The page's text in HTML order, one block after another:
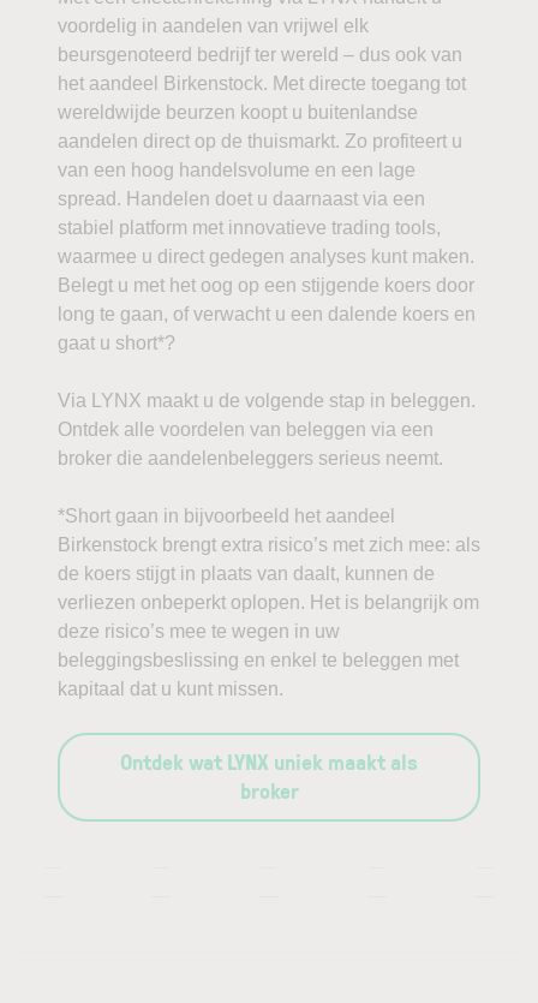
voordelig in aandelen van vrijwel elk
beursgenoteerd bedrijf ter wereld – dus ook van
het aandeel Birkenstock. Met directe toegang tot
wereldwijde beurzen koopt u buitenlandse
aandelen direct op de thuismarkt. Zo profiteert u
van een hoog handelsvolume en een lage
spread. Handelen doet u daarnaast via een
stabiel platform met innovatieve trading tools,
waarmee u direct gedegen analyses kunt maken.
Belegt u met het oog op een stijgende koers door
long te gaan, of verwacht u een dalende koers en
gaat u short*?
Via LYNX maakt u de volgende stap in beleggen.
Ontdek alle voordelen van beleggen via een
broker die aandelenbeleggers serieus neemt.
*Short gaan in bijvoorbeeld het aandeel
Birkenstock brengt extra risico’s met zich mee: als
de koers stijgt in plaats van daalt, kunnen de
verliezen onbeperkt oplopen. Het is belangrijk om
deze risico’s mee te wegen in uw
beleggingsbeslissing en enkel te beleggen met
kapitaal dat u kunt missen.
Ontdek wat LYNX uniek maakt als
broker